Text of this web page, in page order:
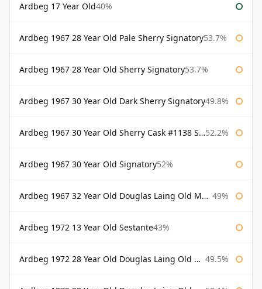
Ardbeg 17 Year Old40%
Ardbeg 1967 28 Year Old Pale Sherry Signatory53.7%
Ardbeg 1967 28 Year Old Sherry Signatory53.7%
Ardbeg 1967 30 Year Old Dark Sherry Signatory49.8%
Ardbeg 1967 30 Year Old Sherry Cask #1138 Signatory 52.2%
Ardbeg 1967 30 Year Old Signatory52%
Ardbeg 1967 32 Year Old Douglas Laing Old Malt Cask 49%
Ardbeg 1972 13 Year Old Sestante43%
Ardbeg 1972 28 Year Old Douglas Laing Old Malt Cask 49.5%